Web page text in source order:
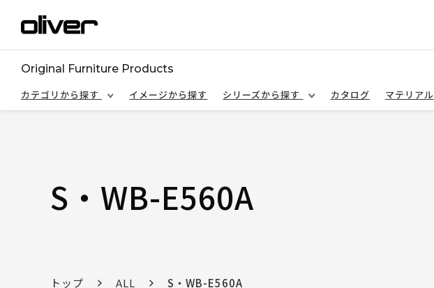
Original Furniture Products
カテゴリから探す
イメージから探す シリーズから探す カタログ マテリアル
S・WB-E560A
トップ ALL S・WB-E560A